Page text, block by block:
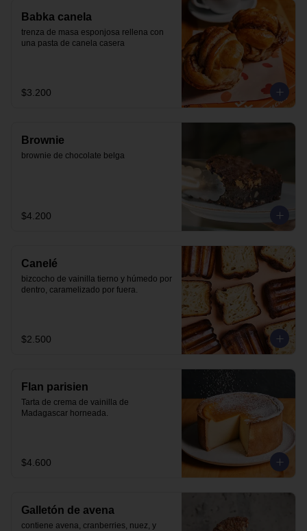
Babka canela
trenza de masa esponjosa rellena con
una pasta de canela casera
$3.200
Brownie
brownie de chocolate belga
$4.200
Canelé
bizcocho de vainilla tierno y húmedo por
dentro, caramelizado por fuera.
$2.500
Flan parisien
Tarta de crema de vainilla de
Madagascar horneada.
$4.600
Galletón de avena
contiene avena, cranberries, nuez, y